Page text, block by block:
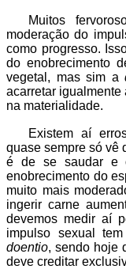
Muitos
moderação do
como progresso.
do enobrecimento
vegetal, mas sim a
acarretar igualmente
na materialidade.
Existem aí
quase sempre só vê
é de se saudar e
enobrecimento do
muito mais
ingerir carne
devemos medir aí
impulso sexual
doentio, sendo hoje
deve creditar